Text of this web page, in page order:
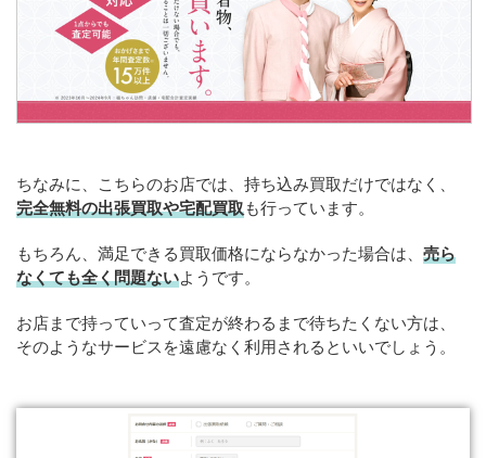
ちなみに、こちらのお店では、持ち込み買取だけではなく、
完全無料の出張買取や宅配買取も行っています。
もちろん、満足できる買取価格にならなかった場合は、 売ら
なくても全く問題ないようです。
お店まで持っていって査定が終わるまで待ちたくない方は、
そのようなサービスを遠慮なく利用されるといいでしょう。